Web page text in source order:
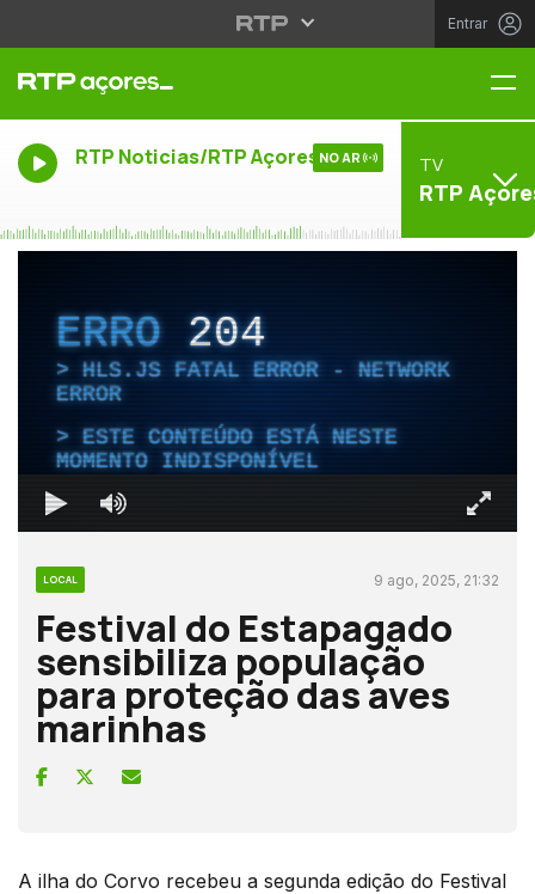
Entrar
RTP Noticias/RTP Açores NO AR TV
RTP
ERRO204
HLS.JS FATAL ERROR - NETWORK
ERROR
ESTE CONTEÚDO ESTÁ NESTE
MOMENTO INDISPONÍVEL
LOCAL 9 ago, 2025, 21:32
Festival do Estapagado
sensibiliza população
para proteção das aves
marinhas
A ilha do Corvo recebeu a segunda edição do Festival